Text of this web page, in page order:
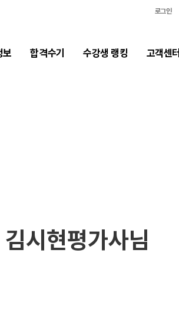
시현평가사님
로그인
보 합격수기 수강생 랭킹 고객센터